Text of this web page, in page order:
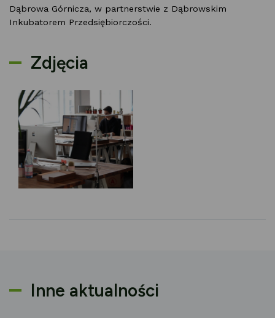
Dąbrowa Górnicza, w partnerstwie z Dąbrowskim
Inkubatorem Przedsiębiorczości.
Zdjęcia
Inne aktualności